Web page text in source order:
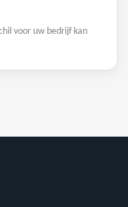
voor uw bedrijf kan